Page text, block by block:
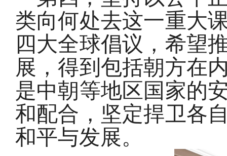
类向何处去这一重大
四大全球倡议，希望
展，得到包括朝方在
是中朝等地区国家的
和配合，坚定捍卫各
和平与发展。